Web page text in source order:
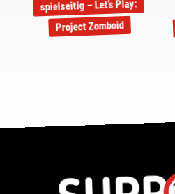
spielseitig – Let’s Play:
Project Zomboid